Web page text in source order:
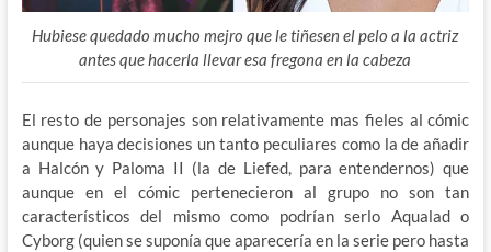
Hubiese quedado mucho mejro que le tiñesen el pelo a la actriz
antes que hacerla llevar esa fregona en la cabeza
El resto de personajes son relativamente mas fieles al cómic
aunque haya decisiones un tanto peculiares como la de añadir
a Halcón y Paloma II (la de Liefed, para entendernos) que
aunque en el cómic pertenecieron al grupo no son tan
característicos del mismo como podrían serlo Aqualad o
Cyborg (quien se suponía que aparecería en la serie pero hasta